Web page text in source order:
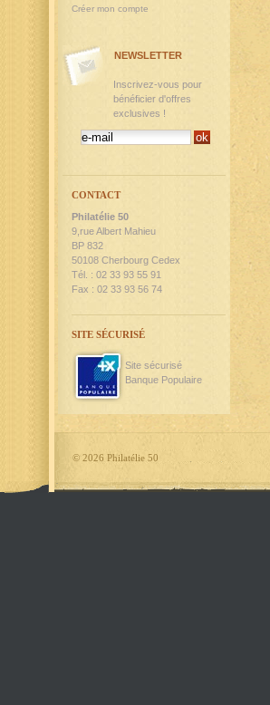
Créer mon compte
NEWSLETTER
Inscrivez-vous pour
bénéficier d'offres
exclusives !
CONTACT
Philatélie 50
9,rue Albert Mahieu
BP 832
50108 Cherbourg Cedex
Tél. : 02 33 93 55 91
Fax : 02 33 93 56 74
SITE SÉCURISÉ
Site sécurisé
Banque Populaire
© 2026 Philatélie 50